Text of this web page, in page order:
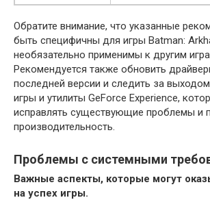
Обратите внимание, что указанные
быть специфичны для игры Batman:
необязательно применимы к другим
Рекомендуется также обновить
последней версии и следить за
игры и утилиты GeForce Experience,
исправлять существующие проблемы и
производительность.
Проблемы с системными
Важные аспекты, которые могут
на успех игры.